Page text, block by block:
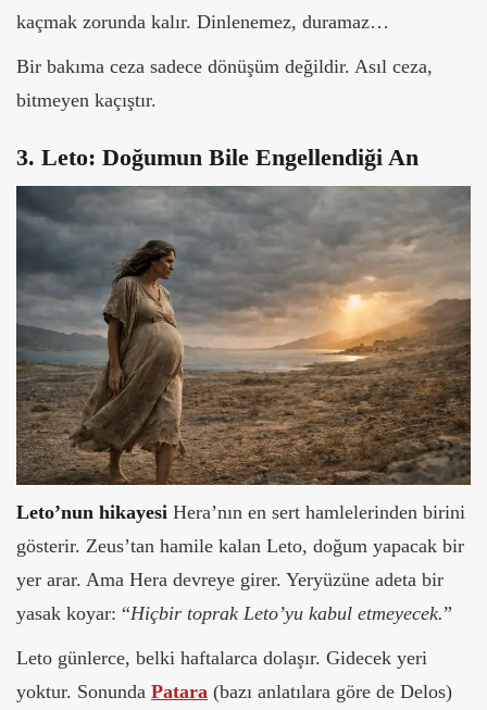
kaçmak zorunda kalır. Dinlenemez, duramaz…
Bir bakıma ceza sadece dönüşüm değildir. Asıl ceza,
bitmeyen kaçıştır.
3. Leto: Doğumun Bile Engellendiği An
Leto’nun hikayesi Hera’nın en sert hamlelerinden birini
gösterir. Zeus’tan hamile kalan Leto, doğum yapacak bir
yer arar. Ama Hera devreye girer. Yeryüzüne adeta bir
yasak koyar: “Hiçbir toprak Leto’yu kabul etmeyecek.”
Leto günlerce, belki haftalarca dolaşır. Gidecek yeri
yoktur. Sonunda Patara (bazı anlatılara göre de Delos)